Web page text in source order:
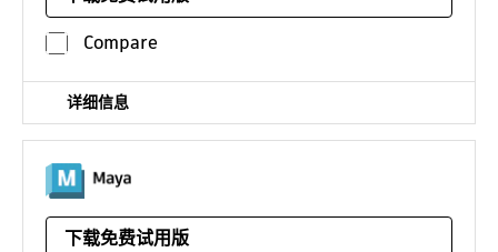
平台：
¥19322*
Compare
详细信息
下载免费试用版